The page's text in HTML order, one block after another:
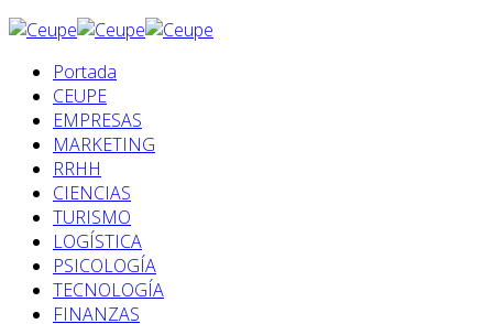
Portada
CEUPE
EMPRESAS
MARKETING
RRHH
CIENCIAS
TURISMO
LOGÍSTICA
PSICOLOGÍA
TECNOLOGÍA
FINANZAS